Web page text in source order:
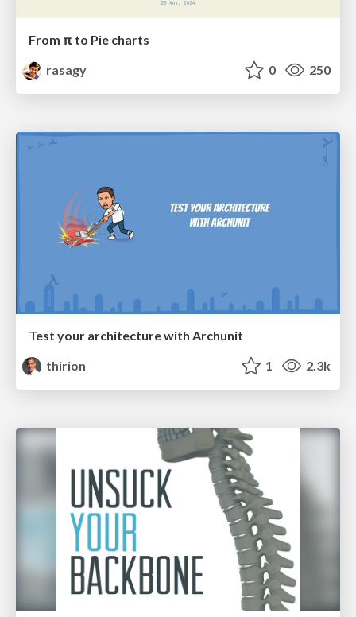
From π to Pie charts
rasagy
0 250
Test your architecture with Archunit
thirion
1 2.3k